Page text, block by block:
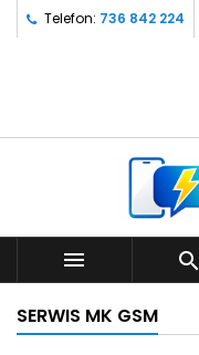
Telefon: 736 842 224
 
SERWIS MK GSM